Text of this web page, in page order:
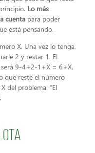
Lo más
cuenta para poder
está pensando.
X. Una vez lo tenga,
2 y restar 1. El
será 9-4+2-1+X = 6+X.
que reste el número
del problema. “El